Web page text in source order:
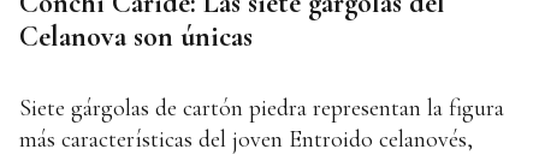
Celanova son únicas
Siete gárgolas de cartón piedra representan la figura
más características del joven Entroido celanovés,